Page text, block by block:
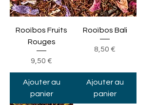
Rooïbos Fruits
Rouges
Prix
9,50 €
Ajouter au
panier
Rooïbos Bali
Prix
8,50 €
Ajouter au
panier